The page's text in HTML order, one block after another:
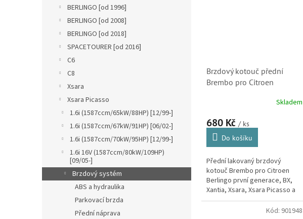
BERLINGO [od 1996]
BERLINGO [od 2008]
BERLINGO [od 2018]
SPACETOURER [od 2016]
C6
C8
Xsara
Xsara Picasso
1.6i (1587ccm/65kW/88HP) [12/99-]
1.6i (1587ccm/67kW/91HP) [06/02-]
1.6i (1587ccm/70kW/95HP) [12/99-]
1.6i 16V (1587ccm/80kW/109HP)
[09/05-]
Brzdový systém
ABS a hydraulika
Parkovací brzda
Přední náprava
Brzdový kotouč přední
Brembo pro Citroen
Xsara Picasso, ZX (4249F0,
Skladem
680 Kč / ks
Do košíku
Přední lakovaný brzdový
kotouč Brembo pro Citroen
Berlingo první generace, BX,
Xantia, Xsara, Xsara Picasso a
ZX, v některých motorizacích.
Kotouče kvalitou i vlastnostmi...
Kód: 901948